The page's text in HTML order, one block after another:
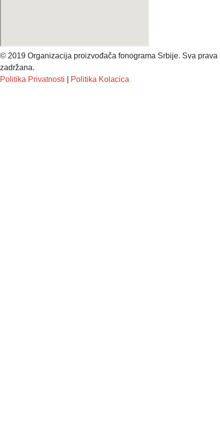
© 2019 Organizacija proizvođača fonograma Srbije. Sva prava
zadržana.
Politika Privatnosti
Politika Kolacica